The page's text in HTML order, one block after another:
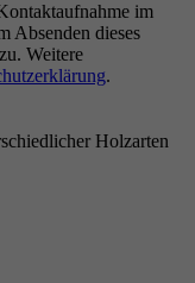
im
Absenden dieses
Weitere
.